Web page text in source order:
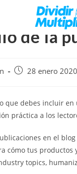
de la
28 enero 2020
que debes incluir
práctica a los
en el
cómo tus productos
topics,